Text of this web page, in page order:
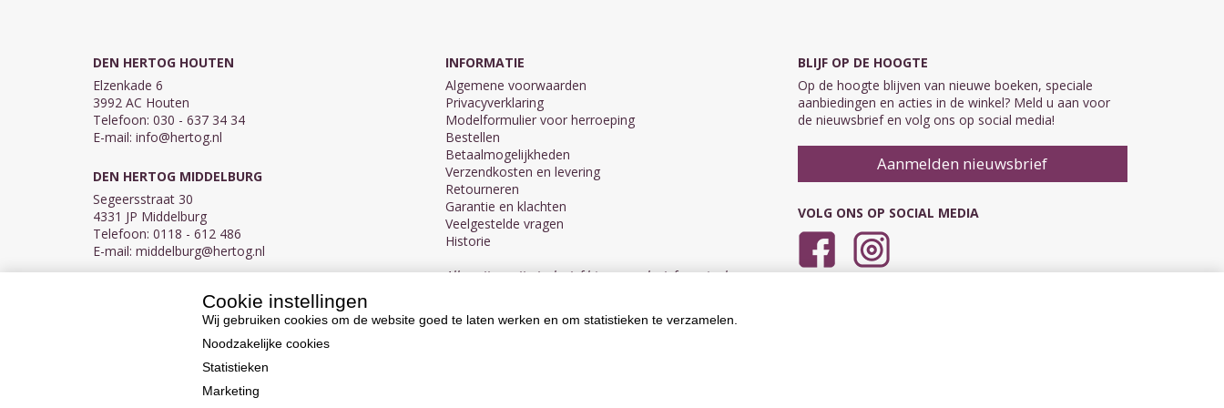
DEN HERTOG HOUTEN
Elzenkade 6
3992 AC Houten
Telefoon: 030 - 637 34 34
E-mail: info@hertog.nl
DEN HERTOG MIDDELBURG
Segeersstraat 30
4331 JP Middelburg
Telefoon: 0118 - 612 486
E-mail: middelburg@hertog.nl
BTW NL007450242B03
INFORMATIE
Algemene voorwaarden
Privacyverklaring
Modelformulier voor herroeping
Bestellen
Betaalmogelijkheden
Verzendkosten en levering
Retourneren
Garantie en klachten
Veelgestelde vragen
Historie
Alle prijzen zijn inclusief btw en exclusief eventuele
BLIJF OP DE HOOGTE
Op de hoogte blijven van nieuwe boeken, speciale
aanbiedingen en acties in de winkel? Meld u aan voor
de nieuwsbrief en volg ons op social media!
Aanmelden nieuwsbrief
VOLG ONS OP SOCIAL MEDIA
Cookie instellingen
Wij gebruiken cookies om de website goed te laten werken en om statistieken te verzamelen.
Noodzakelijke cookies
Statistieken
Marketing